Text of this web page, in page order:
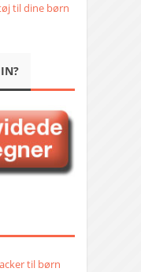
til dine børn
til børn